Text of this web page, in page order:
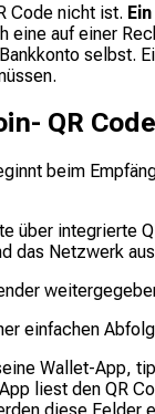
Code nicht ist.
auf einer
selbst.
QR Code
beim
über integrierte
das Netzwerk
einfachen
Wallet-App,
liest den QR